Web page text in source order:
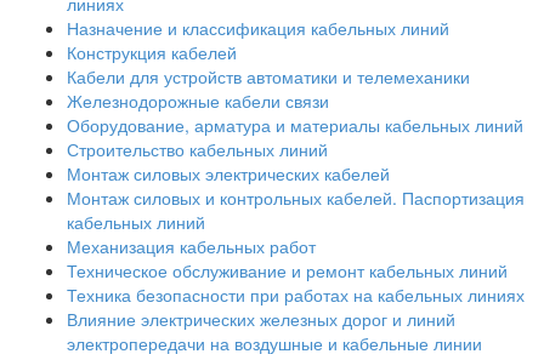
Назначение и классификация кабельных линий
Конструкция кабелей
Кабели для устройств автоматики и телемеханики
Железнодорожные кабели связи
Оборудование, арматура и материалы кабельных линий
Строительство кабельных линий
Монтаж силовых электрических кабелей
Монтаж силовых и контрольных кабелей. Паспортизация
кабельных линий
Механизация кабельных работ
Техническое обслуживание и ремонт кабельных линий
Техника безопасности при работах на кабельных линиях
Влияние электрических железных дорог и линий
электропередачи на воздушные и кабельные линии